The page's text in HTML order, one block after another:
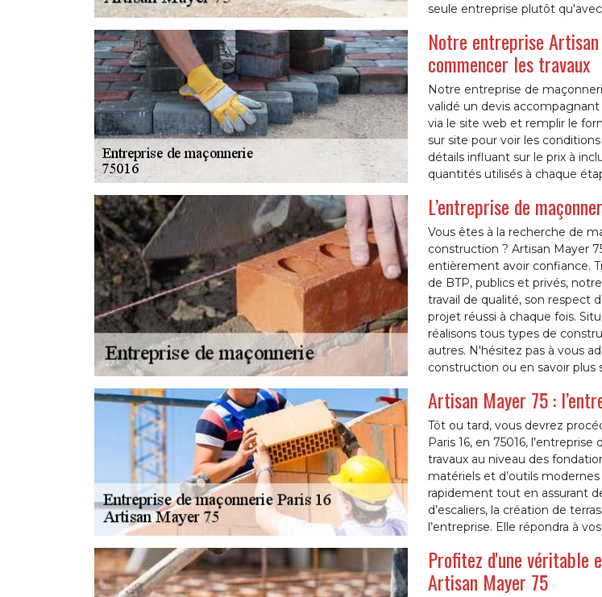
seule entreprise plutôt
Notre entreprise
commencer les travaux
Notre entreprise de
validé un devis
via le site web et remplir le
sur site pour voir les
détails influant sur le prix à
quantités utilisés à chaque
L’entreprise de
Vous êtes à la recherche de
construction ? Artisan Mayer
entièrement avoir confiance.
de BTP, publics et privés,
travail de qualité, son respect
projet réussi à chaque fois.
réalisons tous types de
autres. N'hésitez pas à vous
construction ou en savoir plus
Artisan Mayer 75 :
Tôt ou tard, vous devrez
Paris 16, en 75016,
travaux au niveau des
matériels et d’outils
rapidement tout en assurant
d’escaliers, la création de
l’entreprise. Elle répondra à
Profitez d'une véritable
Artisan Mayer 75